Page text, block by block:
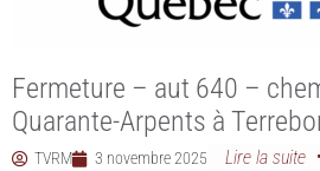
Fermeture – aut 640 –
Quarante-Arpents à
TVRM 3 novembre 2025 Lire la suite